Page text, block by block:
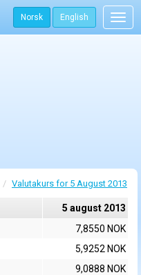
Norsk English
Valutakurs for 5 August 2013
5 august 2013
7,8550 NOK
5,9252 NOK
9,0888 NOK